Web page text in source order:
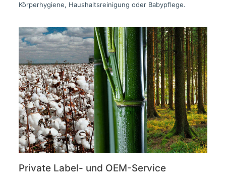
Körperhygiene, Haushaltsreinigung oder Babypflege.
Private Label- und OEM-Service